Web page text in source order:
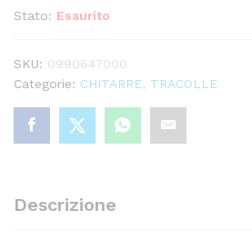
Stato: Esaurito
SKU: 0990647000
Categorie: CHITARRE, TRACOLLE
Descrizione